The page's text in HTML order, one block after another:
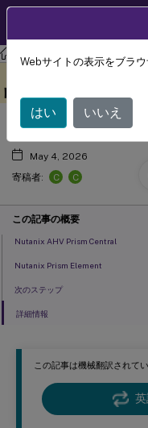
Citrix DaaS
この記事は機械翻訳されて
英
Nutanixクラ
リューションへ
May 4, 2026
寄稿者:
C C
この記事の概要
Nutanix AHV Prism Central
Nutanix Prism Element
次のステップ
詳細情報
Webサイトの表示をブラ
はい いいえ